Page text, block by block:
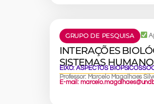
GRUPO DE PESQUISA
INTERAÇÕES
SISTEMAS
EIXO:ASPECTOS
Professor: Marcelo Magalhaes
E-mail: